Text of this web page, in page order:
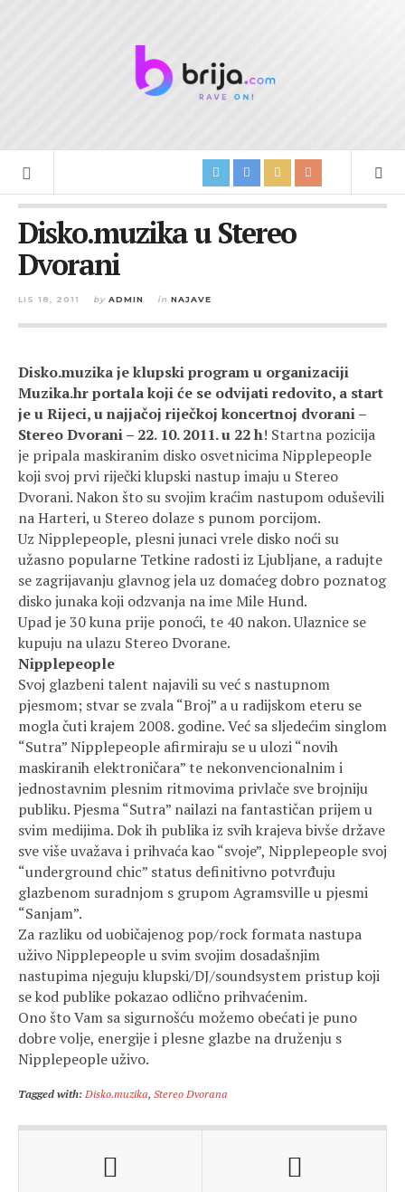
Disko.muzika u Stereo
Dvorani
LIS 18, 2011 by ADMIN in NAJAVE
Disko.muzika je klupski program u organizaciji
Muzika.hr portala koji će se odvijati redovito, a start
je u Rijeci, u najjačoj riječkoj koncertnoj dvorani –
Stereo Dvorani – 22. 10. 2011. u 22 h! Startna pozicija
je pripala maskiranim disko osvetnicima Nipplepeople
koji svoj prvi riječki klupski nastup imaju u Stereo
Dvorani. Nakon što su svojim kraćim nastupom oduševili
na Harteri, u Stereo dolaze s punom porcijom.
Uz Nipplepeople, plesni junaci vrele disko noći su
užasno popularne Tetkine radosti iz Ljubljane, a radujte
se zagrijavanju glavnog jela uz domaćeg dobro poznatog
disko junaka koji odzvanja na ime Mile Hund.
Upad je 30 kuna prije ponoći, te 40 nakon. Ulaznice se
kupuju na ulazu Stereo Dvorane.
Nipplepeople
Svoj glazbeni talent najavili su već s nastupnom
pjesmom; stvar se zvala “Broj” a u radijskom eteru se
mogla čuti krajem 2008. godine. Već sa sljedećim singlom
“Sutra” Nipplepeople afirmiraju se u ulozi “novih
maskiranih elektroničara” te nekonvencionalnim i
jednostavnim plesnim ritmovima privlače sve brojniju
publiku. Pjesma “Sutra” nailazi na fantastičan prijem u
svim medijima. Dok ih publika iz svih krajeva bivše države
sve više uvažava i prihvaća kao “svoje”, Nipplepeople svoj
“underground chic” status definitivno potvrđuju
glazbenom suradnjom s grupom Agramsville u pjesmi
“Sanjam”.
Za razliku od uobičajenog pop/rock formata nastupa
uživo Nipplepeople u svim svojim dosadašnjim
nastupima njeguju klupski/DJ/soundsystem pristup koji
se kod publike pokazao odlično prihvaćenim.
Ono što Vam sa sigurnošću možemo obećati je puno
dobre volje, energije i plesne glazbe na druženju s
Nipplepeople uživo.
Tagged with: Disko.muzika, Stereo Dvorana